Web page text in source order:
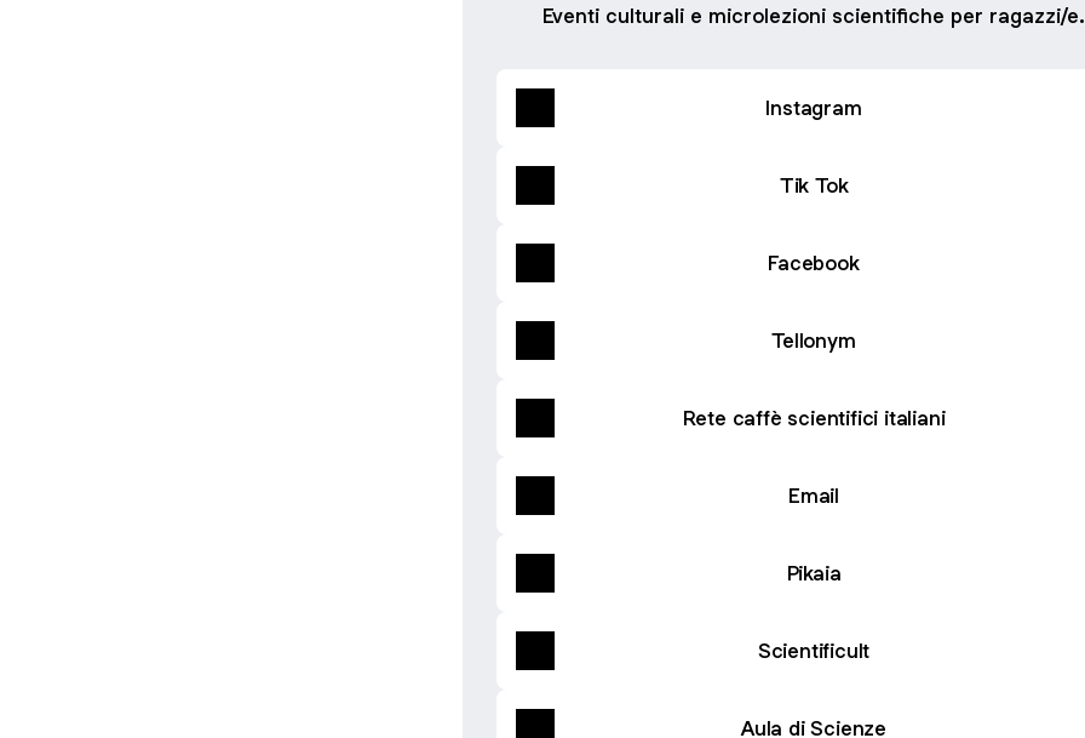
Eventi culturali e microlezioni scientifiche per ragazzi/e.
Instagram
Tik Tok
Facebook
Tellonym
Rete caffè scientifici italiani
Email
Pikaia
Scientificult
Aula di Scienze